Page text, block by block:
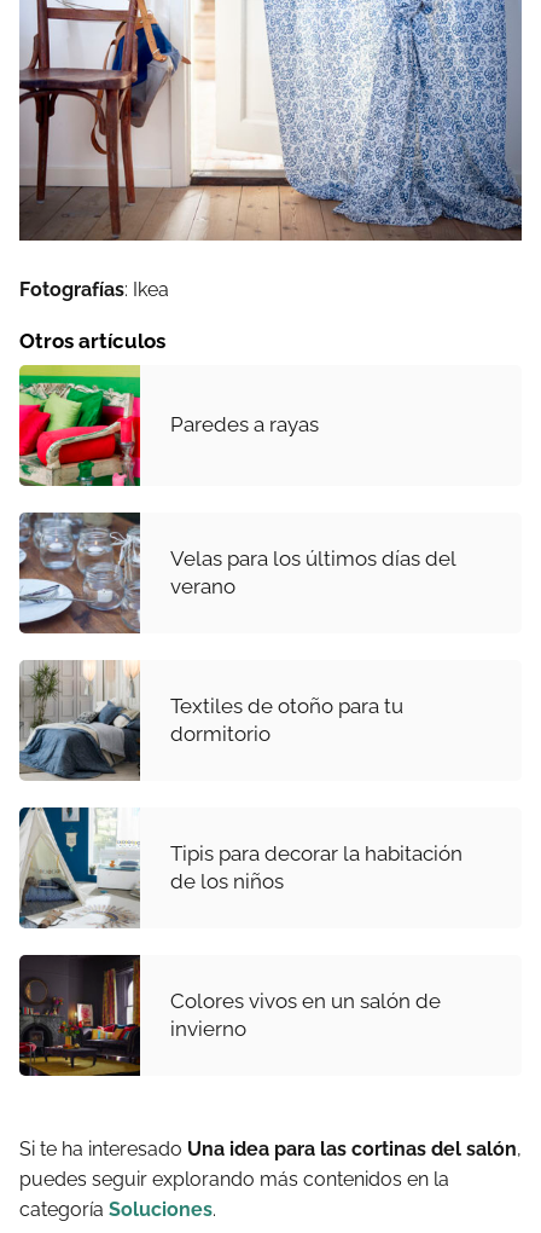
Fotografías: Ikea
Otros artículos
Paredes a rayas
Velas para los últimos días del
verano
Textiles de otoño para tu
dormitorio
Tipis para decorar la habitación
de los niños
Colores vivos en un salón de
invierno
Si te ha interesado Una idea para las cortinas del salón,
puedes seguir explorando más contenidos en la
categoría Soluciones.